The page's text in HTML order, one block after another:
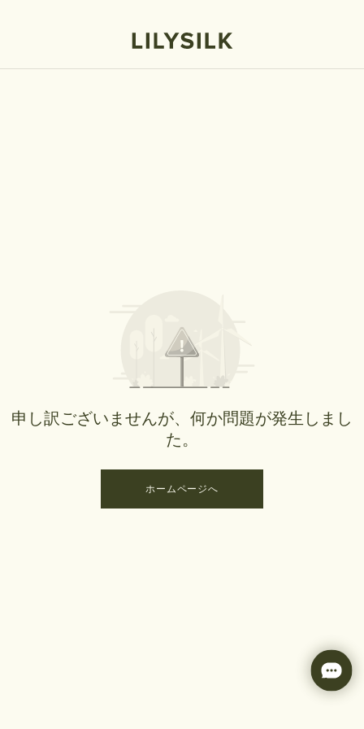
申し訳ございませんが、何か問題が発生しまし
た。
ホームページへ